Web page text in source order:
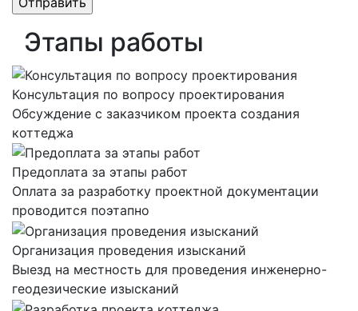
Этапы работы
Консультация по вопросу проектирования
Обсуждение с заказчиком проекта создания
коттеджа
Предоплата за этапы работ
Оплата за разработку проектной документации
проводится поэтапно
Организация проведения изысканий
Выезд на местность для проведения инженерно-
геодезические изысканий